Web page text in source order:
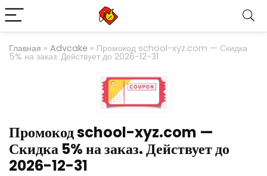
Главная » Advcake » Промокод school-xyz.com — ​Скидка
5% на заказ. Действует до 2026-12-31
Промокод school-xyz.com — ​
Скидка 5% на заказ. Действует до
2026-12-31